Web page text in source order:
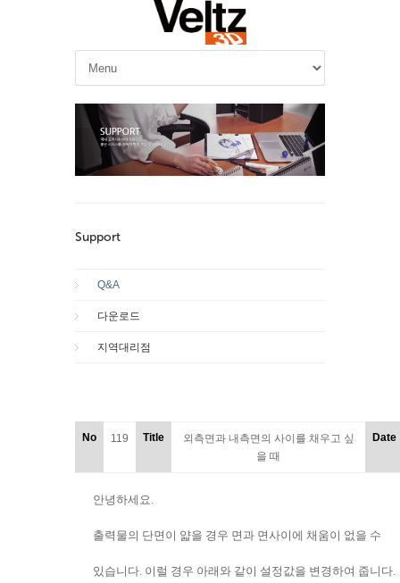
Support
Q&A
다운로드
지역대리점
No 119 Title
외측면과 내측면의 사이를 채우고 싶
을 때
Date
안녕하세요.
출력물의 단면이 얇을 경우 면과 면사이에 채움이 없을 수
있습니다. 이럴 경우 아래와 같이 설정값을 변경하여 줍니다.